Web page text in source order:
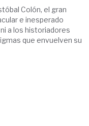
Colón, el gran
e inesperado
a los historiadores
que envuelven su